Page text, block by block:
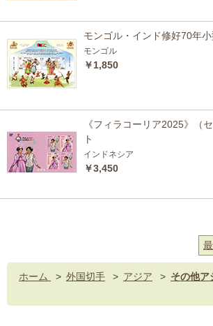
モンゴル・インド修好70年小
モンゴル
￥1,850
《フィラコーリア2025》（
ト
インドネシア
￥3,450
ホーム > 外国切手 > アジア > その他ア